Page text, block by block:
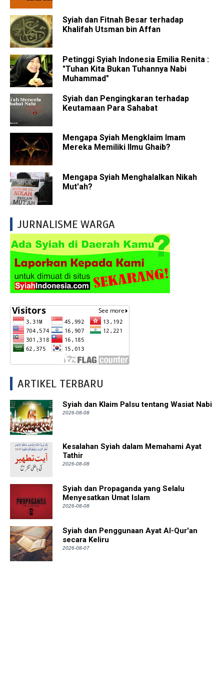
Syiah dan Fitnah Besar terhadap
Khalifah Utsman bin Affan
Petinggi Syiah Indonesia Emilia Renita :
"Tuhan Kita Bukan Tuhannya Nabi
Muhammad"
Syiah dan Pengingkaran terhadap
Keutamaan Para Sahabat
Mengapa Syiah Mengklaim Imam
Mereka Memiliki Ilmu Ghaib?
Mengapa Syiah Menghalalkan Nikah
Mut'ah?
JURNALISME WARGA
ARTIKEL TERBARU
Syiah dan Klaim Palsu tentang Wasiat Nabi
2026-08-08
Kesalahan Syiah dalam Memahami Ayat
Tathir
2026-08-08
Syiah dan Propaganda yang Selalu
Menyesatkan Umat Islam
2026-08-08
Syiah dan Penggunaan Ayat Al-Qur'an
secara Keliru
2026-08-07